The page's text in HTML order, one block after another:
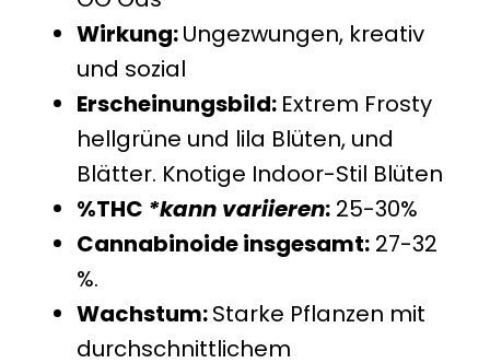
Wirkung:Ungezwungen, kreativ
und sozial
Erscheinungsbild: Extrem Frosty
hellgrüne und lila Blüten, und
Blätter. Knotige Indoor-Stil Blüten
%THC *kann variieren:25-30%
Cannabinoide insgesamt:27-32
%.
Wachstum:Starke Pflanzen mit
durchschnittlichem